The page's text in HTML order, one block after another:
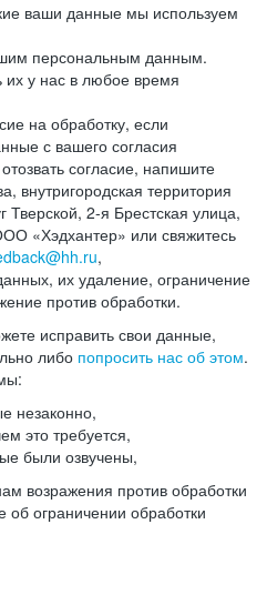
ваши данные мы используем
персональным данным.
их у нас в любое время
на обработку, если
с вашего согласия
согласие, напишите
внутригородская территория
Тверской, 2-я Брестская улица,
«Хэдхантер» или свяжитесь
,
их удаление, ограничение
против обработки.
исправить свои данные,
либо попросить нас об этом.
незаконно,
это требуется,
были озвучены,
возражения против обработки
ограничении обработки